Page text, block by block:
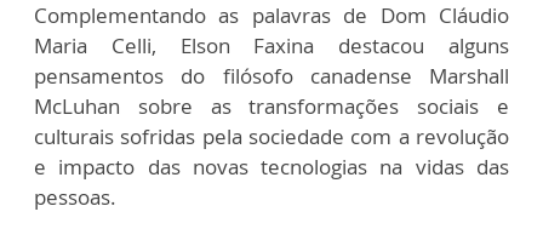
Complementando as palavras de Dom Cláudio
Maria Celli, Elson Faxina destacou alguns
pensamentos do filósofo canadense Marshall
McLuhan sobre as transformações sociais e
culturais sofridas pela sociedade com a revolução
e impacto das novas tecnologias na vidas das
pessoas.